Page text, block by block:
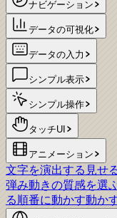
ナビゲーション
データの可視化
データの入力
シンプル表示
シンプル操作
タッチUI
アニメーション
文字を演出する 見せ
弾み動きの質感を選
る順番に動かす動か